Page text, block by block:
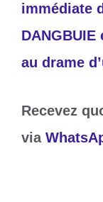
immédiate
au drame
Recevez
via